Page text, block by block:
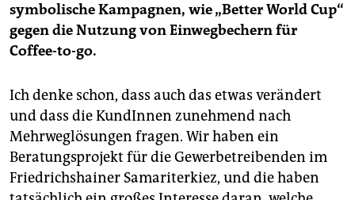
symbolische Kampagnen, wie „Better World Cup“
gegen die Nutzung von Einwegbechern für
Coffee-to-go.
Ich denke schon, dass auch das etwas verändert
und dass die KundInnen zunehmend nach
Mehrweglösungen fragen. Wir haben ein
Beratungsprojekt für die Gewerbetreibenden im
Friedrichshainer Samariterkiez, und die haben